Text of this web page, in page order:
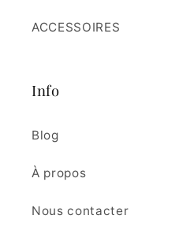
ACCESSOIRES
Info
Blog
À propos
Nous contacter